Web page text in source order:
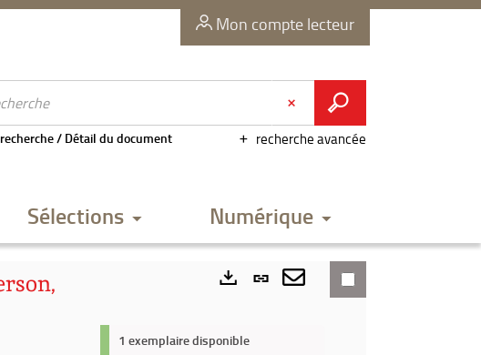
Mon compte lecteur
recherche avancée
/ Détail du document
Sélections Numérique
Lien
permanent
Envoyer
1 exemplaire disponible